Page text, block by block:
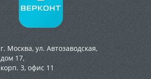
г. Москва, ул. Автозаводская,
дом 17,
корп. 3, офис 11